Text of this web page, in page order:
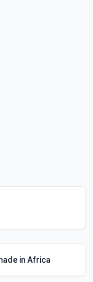
in Africa